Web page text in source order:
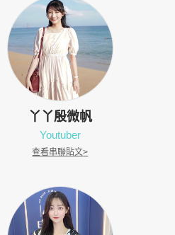
丫丫殷微帆
Youtuber
查看串聯貼文>